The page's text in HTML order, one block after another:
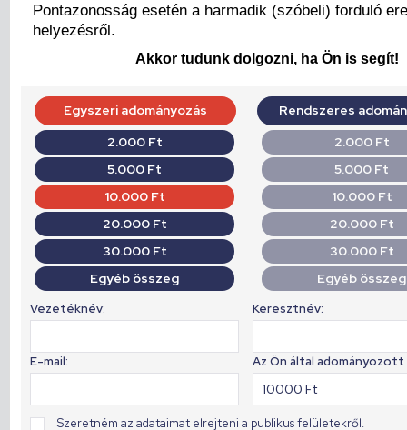
Pontazonosság esetén a harmadik (szóbeli) forduló
helyezésről.
Akkor tudunk dolgozni, ha Ön is segít!